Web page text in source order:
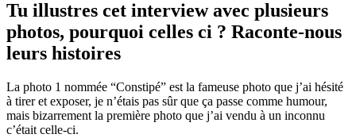
Tu illustres cet interview avec plusieurs
photos, pourquoi celles ci ? Raconte-nous
leurs histoires
La photo 1 nommée “Constipé” est la fameuse photo que j’ai hésité
à tirer et exposer, je n’étais pas sûr que ça passe comme humour,
mais bizarrement la première photo que j’ai vendu à un inconnu
c’était celle-ci.